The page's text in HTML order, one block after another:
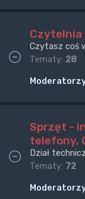
Czytelnia
Czytasz coś
Tematy: 28
Sprzęt -
telefony,
Dział
Tematy: 72